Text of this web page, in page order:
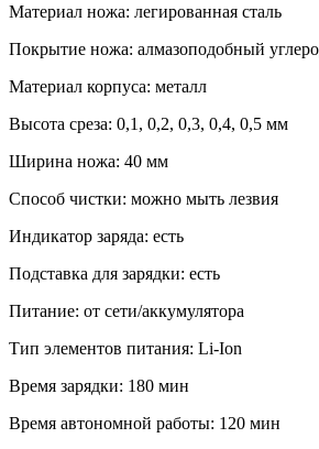
Материал ножа: легированная сталь
Покрытие ножа: алмазоподобный
Материал корпуса: металл
Высота среза: 0,1, 0,2, 0,3, 0,4, 0,5 мм
Ширина ножа: 40 мм
Способ чистки: можно мыть лезвия
Индикатор заряда: есть
Подставка для зарядки: есть
Питание: от сети/аккумулятора
Тип элементов питания: Li-Ion
Время зарядки: 180 мин
Время автономной работы: 120 мин